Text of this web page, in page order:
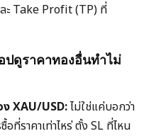
ะ Take Profit (TP) ที่
ปดูราคาทองอื่นทำไม่
XAU/USD:ไม่ใช่แค่บอกว่า
อที่ราคาเท่าไหร่ ตั้ง SL ที่ไหน